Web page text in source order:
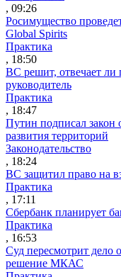
, 09:26
Росимущество
Global Spirits
Практика
, 18:50
ВС решит, отвечает
руководитель
Практика
, 18:47
Путин подписал закон
развития территорий
Законодательство
, 18:24
ВС защитил право на
Практика
, 17:11
Сбербанк планирует
Практика
, 16:53
Суд пересмотрит дело
решение МКАС